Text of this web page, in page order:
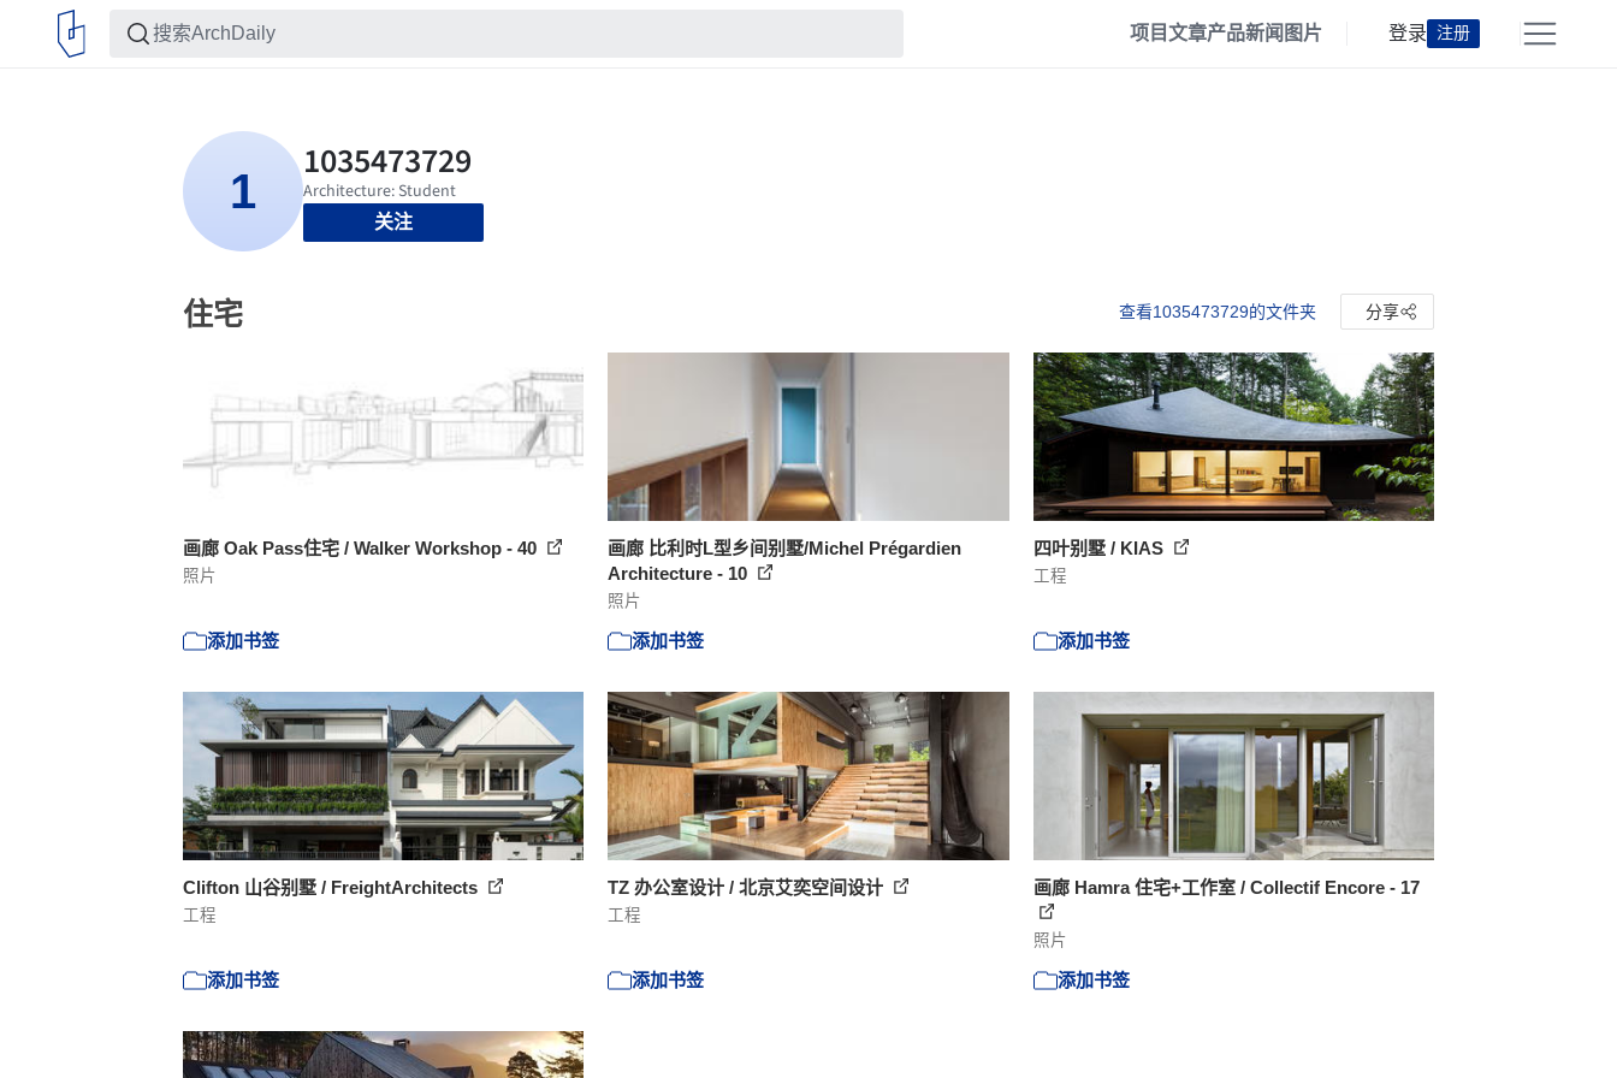
项目文章产品新闻 图片 登录 注册
关注
住宅 查看1035473729的文件夹 分享
画廊 Oak Pass住宅 / Walker Workshop - 40
照片
添加书签
画廊 比利时L型乡间别墅/Michel Prégardien
Architecture - 10
照片
添加书签
四叶别墅 / KIAS
工程
添加书签
Clifton 山谷别墅 / FreightArchitects
工程
添加书签
TZ 办公室设计 / 北京艾奕空间设计
工程
添加书签
画廊 Hamra 住宅+工作室 / Collectif Encore - 17
照片
添加书签